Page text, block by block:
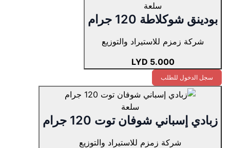
سلعة
بودينق شوكلاطة 120 جرام
شركة زمزم للاستيراد والتوزيع
5.000 LYD
سجل الدخول للطلب
سلعة
زبادي إسباني شوفان توت 120 جرام
شركة زمزم للاستيراد والتوزيع